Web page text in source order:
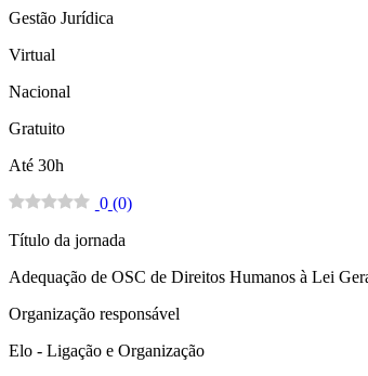
Gestão Jurídica
Virtual
Nacional
Gratuito
Até 30h
0 (0)
Título da jornada
Adequação de OSC de Direitos Humanos à Lei
Organização responsável
Elo - Ligação e Organização